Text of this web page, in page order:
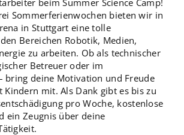
beim Summer Science Camp!
Sommerferienwochen bieten wir in
in Stuttgart eine tolle
Bereichen Robotik, Medien,
zu arbeiten. Ob als technischer
Betreuer oder im
bring deine Motivation und Freude
Kindern mit. Als Dank gibt es bis zu
pro Woche, kostenlose
ein Zeugnis über deine